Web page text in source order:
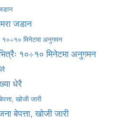
जडान
१०÷१० मिनेटमा अनुगमन
धेरै
बेपत्ता, खोजी जारी